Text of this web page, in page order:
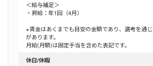
＜給与補足＞
・昇給：年1回（4月）
※賃金はあくまでも目安の金額であり、選考を通
があります。
月給(月額)は固定手当を含めた表記です。
休日/休暇